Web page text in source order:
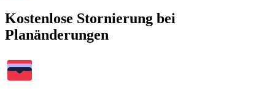
Kostenlose Stornierung bei
Planänderungen